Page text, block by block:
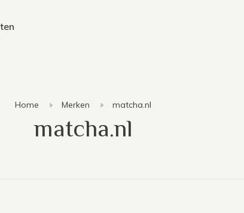
Home Merken matcha.nl
matcha.nl